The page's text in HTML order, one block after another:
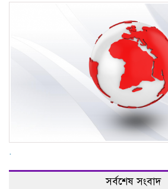
.
সর্বশেষ সংবাদ